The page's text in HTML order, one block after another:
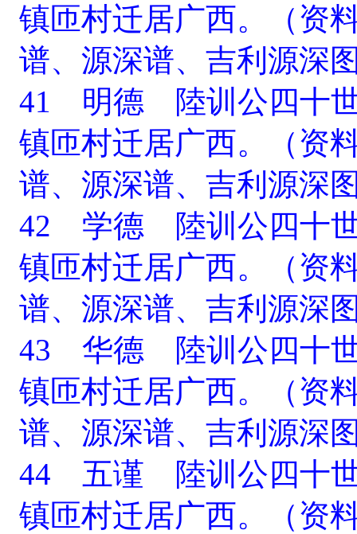
镇匝村迁居广西。（资
谱、源深谱、吉利源深
41 明德 陸训公四十世
镇匝村迁居广西。（资
谱、源深谱、吉利源深
42 学德 陸训公四十世
镇匝村迁居广西。（资
谱、源深谱、吉利源深
43 华德 陸训公四十世
镇匝村迁居广西。（资
谱、源深谱、吉利源深
44 五谨 陸训公四十世
镇匝村迁居广西。（资